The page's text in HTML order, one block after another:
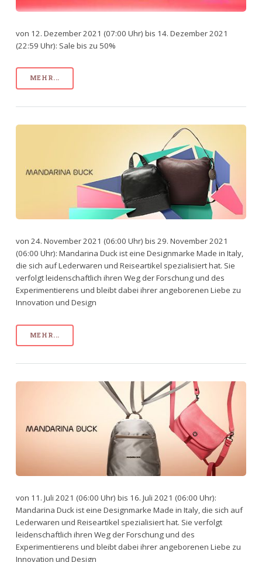
von 12. Dezember 2021 (07:00 Uhr) bis 14. Dezember 2021
(22:59 Uhr): Sale bis zu 50%
MEHR...
von 24. November 2021 (06:00 Uhr) bis 29. November 2021
(06:00 Uhr): Mandarina Duck ist eine Designmarke Made in Italy,
die sich auf Lederwaren und Reiseartikel spezialisiert hat. Sie
verfolgt leidenschaftlich ihren Weg der Forschung und des
Experimentierens und bleibt dabei ihrer angeborenen Liebe zu
Innovation und Design
MEHR...
von 11. Juli 2021 (06:00 Uhr) bis 16. Juli 2021 (06:00 Uhr):
Mandarina Duck ist eine Designmarke Made in Italy, die sich auf
Lederwaren und Reiseartikel spezialisiert hat. Sie verfolgt
leidenschaftlich ihren Weg der Forschung und des
Experimentierens und bleibt dabei ihrer angeborenen Liebe zu
Innovation und Design